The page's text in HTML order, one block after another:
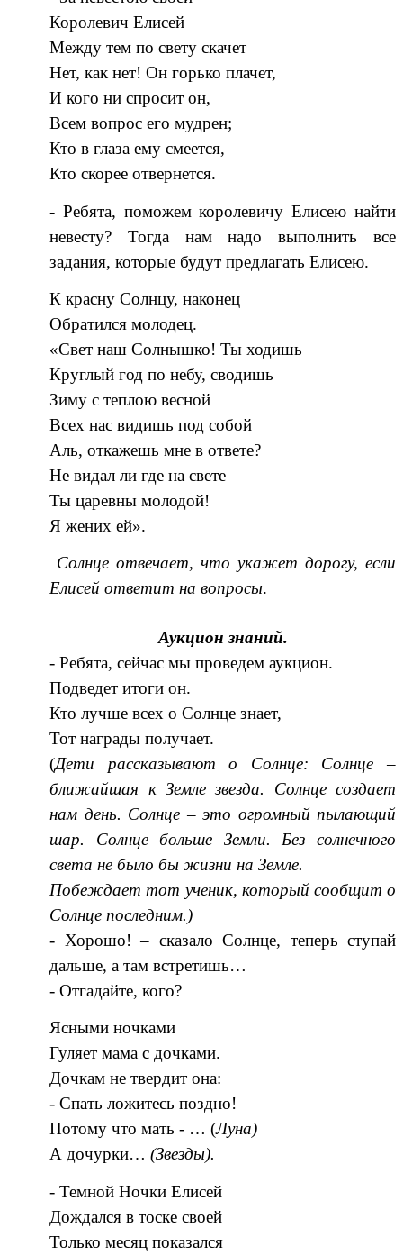
Королевич Елисей
Между тем по свету скачет
Нет, как нет! Он горько плачет,
И кого ни спросит он,
Всем вопрос его мудрен;
Кто в глаза ему смеется,
Кто скорее отвернется.
- Ребята, поможем королевичу Елисею найти
невесту? Тогда нам надо выполнить все
задания, которые будут предлагать Елисею.
К красну Солнцу, наконец
Обратился молодец.
«Свет наш Солнышко! Ты ходишь
Круглый год по небу, сводишь
Зиму с теплою весной
Всех нас видишь под собой
Аль, откажешь мне в ответе?
Не видал ли где на свете
Ты царевны молодой!
Я жених ей».
Солнце отвечает, что укажет дорогу, если
Елисей ответит на вопросы.
Аукцион знаний.
- Ребята, сейчас мы проведем аукцион.
Подведет итоги он.
Кто лучше всех о Солнце знает,
Тот награды получает.
(Дети рассказывают о Солнце: Солнце –
ближайшая к Земле звезда. Солнце создает
нам день. Солнце – это огромный пылающий
шар. Солнце больше Земли. Без солнечного
света не было бы жизни на Земле.
Побеждает тот ученик, который сообщит о
Солнце последним.)
- Хорошо! – сказало Солнце, теперь ступай
дальше, а там встретишь…
- Отгадайте, кого?
Ясными ночками
Гуляет мама с дочками.
Дочкам не твердит она:
- Спать ложитесь поздно!
Потому что мать - … (Луна)
А дочурки…(Звезды).
- Темной Ночки Елисей
Дождался в тоске своей
Только месяц показался